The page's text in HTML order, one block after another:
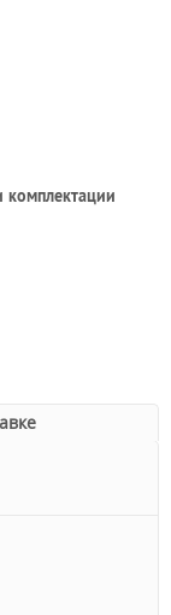
комплектации